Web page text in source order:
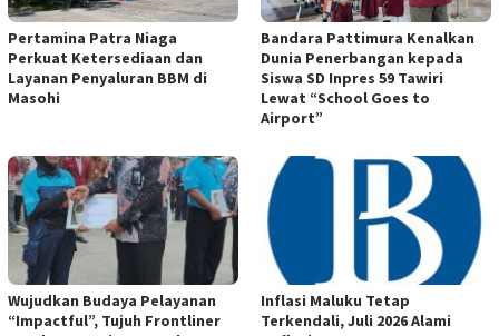
Pertamina Patra Niaga
Perkuat Ketersediaan dan
Layanan Penyaluran BBM di
Masohi
Bandara Pattimura Kenalkan
Dunia Penerbangan kepada
Siswa SD Inpres 59 Tawiri
Lewat “School Goes to
Airport”
Wujudkan Budaya Pelayanan
“Impactful”, Tujuh Frontliner
Inflasi Maluku Tetap
Terkendali, Juli 2026 Alami